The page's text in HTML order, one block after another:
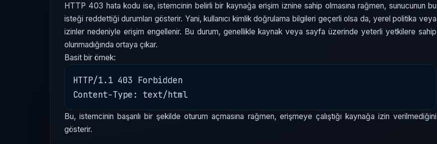
HTTP 403 hata kodu ise, istemcinin belirli bir kaynağa erişim iznine sahip olmasına rağmen, sunucunun bu
isteği reddettiği durumları gösterir. Yani, kullanıcı kimlik doğrulama bilgileri geçerli olsa da, yerel politika veya
izinler nedeniyle erişim engellenir. Bu durum, genellikle kaynak veya sayfa üzerinde yeterli yetkilere sahip
olunmadığında ortaya çıkar.
Basit bir örnek:
HTTP/1.1 403 Forbidden
Bu, istemcinin başarılı bir şekilde oturum açmasına rağmen, erişmeye çalıştığı kaynağa izin verilmediğini
gösterir.